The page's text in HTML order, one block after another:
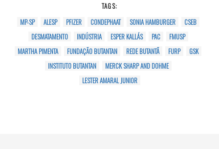
TAGS:
MP-SP
ALESP PFIZER CONDEPHAAT SONIA HAMBURGER
CSEB
DESMATAMENTO
INDÚSTRIA ESPER KALLÁS PAC
FMUSP
MARTHA PIMENTA
FUNDAÇÃO BUTANTAN REDE BUTANTÃ FURP
GSK
INSTITUTO BUTANTAN
MERCK SHARP AND DOHME
LESTER AMARAL JUNIOR